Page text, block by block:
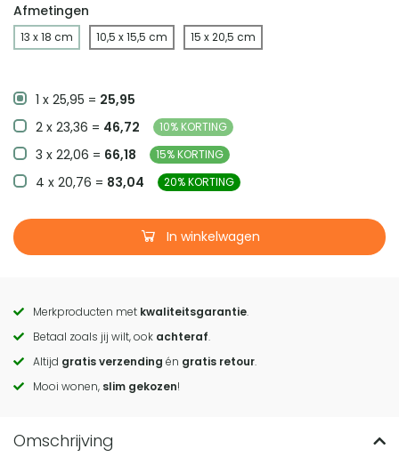
Afmetingen
13 x 18 cm 10,5 x 15,5 cm 15 x 20,5 cm
1 x 25,95 = 25,95
2 x 23,36 = 46,72 10% KORTING
3 x 22,06 = 66,18 15% KORTING
4 x 20,76 = 83,04 20% KORTING
In winkelwagen
Call
to
actions
Merkproducten met kwaliteitsgarantie.
Betaal zoals jij wilt, ook achteraf.
Altijd gratis verzending én gratis retour.
Mooi wonen, slim gekozen!